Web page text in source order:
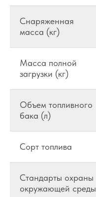
Снаряженная
масса (кг)
Масса полной
загрузки (кг)
Объем топливного
бака (л)
Сорт топлива
Стандарты охраны
окружающей среды